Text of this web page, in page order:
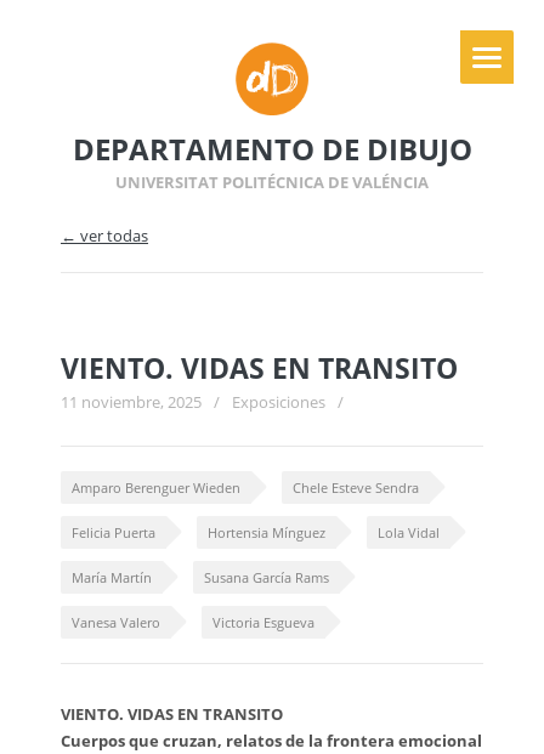
DEPARTAMENTO DE DIBUJO
UNIVERSITAT POLITÉCNICA DE VALÉNCIA
← ver todas
VIENTO. VIDAS EN TRANSITO
11 noviembre, 2025 / Exposiciones /
Amparo Berenguer Wieden Chele Esteve Sendra
Felicia Puerta Hortensia Mínguez Lola Vidal
María Martín Susana García Rams
Vanesa Valero Victoria Esgueva
VIENTO. VIDAS EN TRANSITO
Cuerpos que cruzan, relatos de la frontera emocional